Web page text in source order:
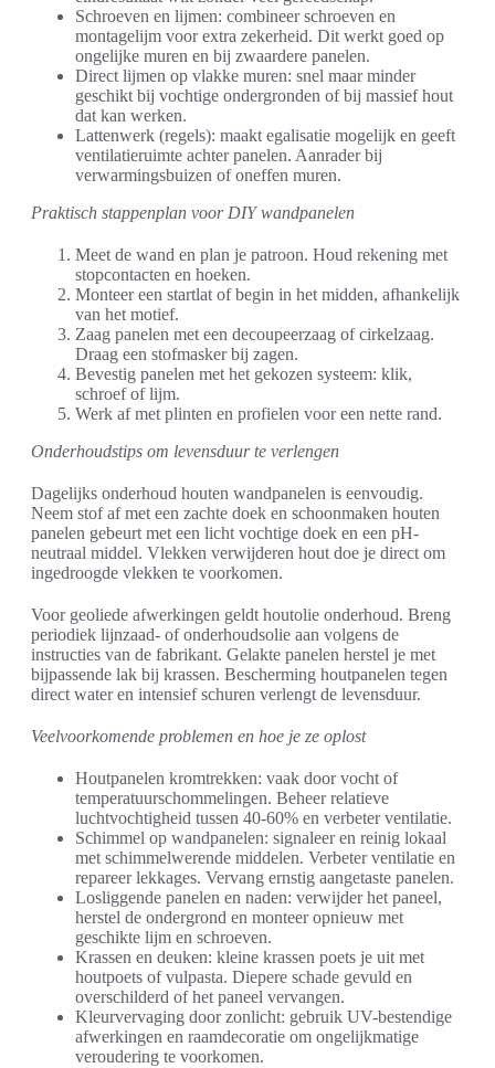
Schroeven en lijmen: combineer schroeven en
montagelijm voor extra zekerheid. Dit werkt goed op
ongelijke muren en bij zwaardere panelen.
Direct lijmen op vlakke muren: snel maar minder
geschikt bij vochtige ondergronden of bij massief hout
dat kan werken.
Lattenwerk (regels): maakt egalisatie mogelijk en geeft
ventilatieruimte achter panelen. Aanrader bij
verwarmingsbuizen of oneffen muren.
Praktisch stappenplan voor DIY wandpanelen
Meet de wand en plan je patroon. Houd rekening met
stopcontacten en hoeken.
Monteer een startlat of begin in het midden, afhankelijk
van het motief.
Zaag panelen met een decoupeerzaag of cirkelzaag.
Draag een stofmasker bij zagen.
Bevestig panelen met het gekozen systeem: klik,
schroef of lijm.
Werk af met plinten en profielen voor een nette rand.
Onderhoudstips om levensduur te verlengen
Dagelijks onderhoud houten wandpanelen is eenvoudig.
Neem stof af met een zachte doek en schoonmaken houten
panelen gebeurt met een licht vochtige doek en een pH-
neutraal middel. Vlekken verwijderen hout doe je direct om
ingedroogde vlekken te voorkomen.
Voor geoliede afwerkingen geldt houtolie onderhoud. Breng
periodiek lijnzaad- of onderhoudsolie aan volgens de
instructies van de fabrikant. Gelakte panelen herstel je met
bijpassende lak bij krassen. Bescherming houtpanelen tegen
direct water en intensief schuren verlengt de levensduur.
Veelvoorkomende problemen en hoe je ze oplost
Houtpanelen kromtrekken: vaak door vocht of
temperatuurschommelingen. Beheer relatieve
luchtvochtigheid tussen 40-60% en verbeter ventilatie.
Schimmel op wandpanelen: signaleer en reinig lokaal
met schimmelwerende middelen. Verbeter ventilatie en
repareer lekkages. Vervang ernstig aangetaste panelen.
Losliggende panelen en naden: verwijder het paneel,
herstel de ondergrond en monteer opnieuw met
geschikte lijm en schroeven.
Krassen en deuken: kleine krassen poets je uit met
houtpoets of vulpasta. Diepere schade gevuld en
overschilderd of het paneel vervangen.
Kleurvervaging door zonlicht: gebruik UV-bestendige
afwerkingen en raamdecoratie om ongelijkmatige
veroudering te voorkomen.